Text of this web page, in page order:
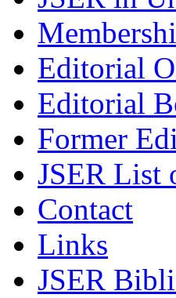
Editorial
Editorial
Former
JSER List
Contact
Links
JSER